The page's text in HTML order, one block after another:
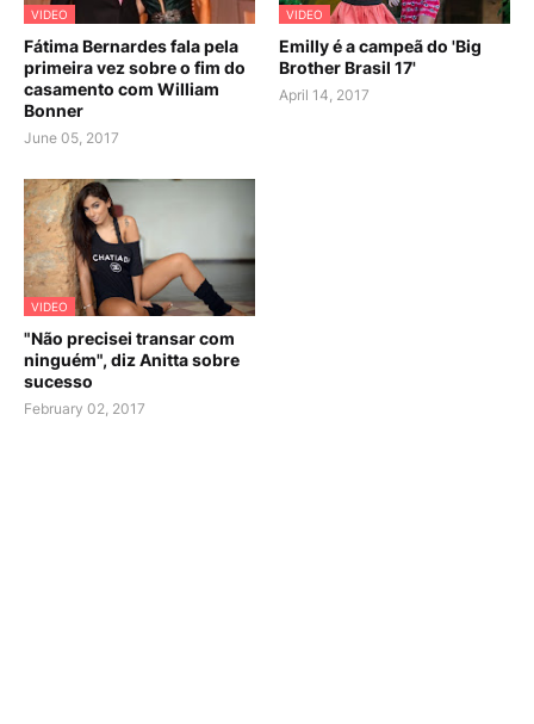
VIDEO
Fátima Bernardes fala pela
primeira vez sobre o fim do
casamento com William
Bonner
June 05, 2017
VIDEO
Emilly é a campeã do 'Big
Brother Brasil 17'
April 14, 2017
VIDEO
"Não precisei transar com
ninguém", diz Anitta sobre
sucesso
February 02, 2017